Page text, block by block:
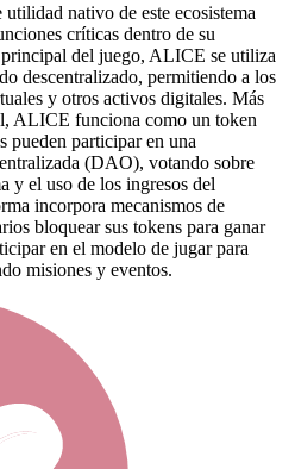
nativo de este ecosistema
críticas dentro de su
del juego, ALICE se utiliza
descentralizado, permitiendo a los
y otros activos digitales. Más
ALICE funciona como un token
pueden participar en una
(DAO), votando sobre
y el uso de los ingresos del
incorpora mecanismos de
bloquear sus tokens para ganar
en el modelo de jugar para
misiones y eventos.